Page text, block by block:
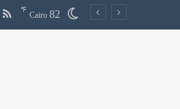
Cairo 82
℉